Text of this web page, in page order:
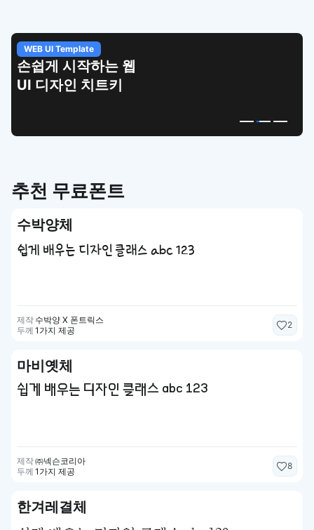
WEB UI Template
손쉽게 시작하는 웹
UI 디자인 치트키
추천 무료폰트
수박양체
쉽게 배우는 디자인 클래스 abc 123
제작 수박양 X 폰트릭스
두께 1가지 제공
2
마비옛체
쉽게 배우는 디자인 클래스 abc 123
제작㈜넥슨코리아
두께 1가지 제공
8
한겨레결체